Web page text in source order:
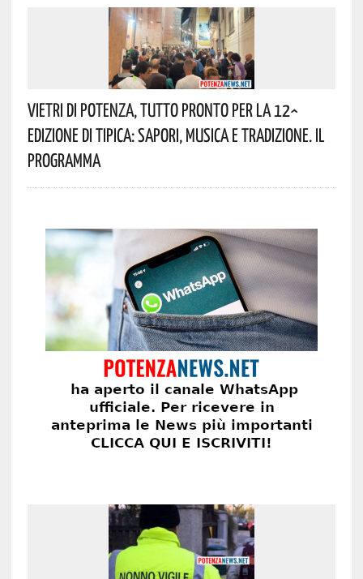
Vietri Di Potenza, Tutto Pronto Per La 12^
Edizione Di Tipica: Sapori, Musica E Tradizione. Il
Programma